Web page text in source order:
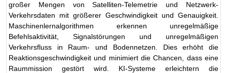
großer Mengen von Satelliten-Telemetrie und Netzwerk-
Verkehrsdaten mit größerer Geschwindigkeit und Genauigkeit.
Maschinenlernalgorithmen erkennen unregelmäßige
Befehlsaktivität, Signalstörungen und unregelmäßigen
Verkehrsfluss in Raum- und Bodennetzen. Dies erhöht die
Reaktionsgeschwindigkeit und minimiert die Chancen, dass eine
Raummission gestört wird. KI-Systeme erleichtern die